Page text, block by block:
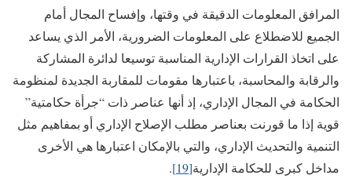
المرافق المعلومات الدقيقة في وقتها، وإفساح المجال أمام
الجميع للاضطلاع على المعلومات الضرورية، الأمر الذي يساعد
على اتخاذ القرارات الإدارية المناسبة توسيعا لدائرة المشاركة
والرقابة والمحاسبة، باعتبارها مقومات للمقاربة الجديدة لمنظومة
الحكامة في المجال الإداري، إذ أنها عناصر ذات “جرأة حكامتية”
قوية إذا ما قورنت بعناصر مطلب الإصلاح الإداري أو بمفاهيم مثل
التنمية والتحديث الإداري، والتي بالإمكان اعتبارها هي الأخرى
مداخل كبرى للحكامة الإدارية[19]
.